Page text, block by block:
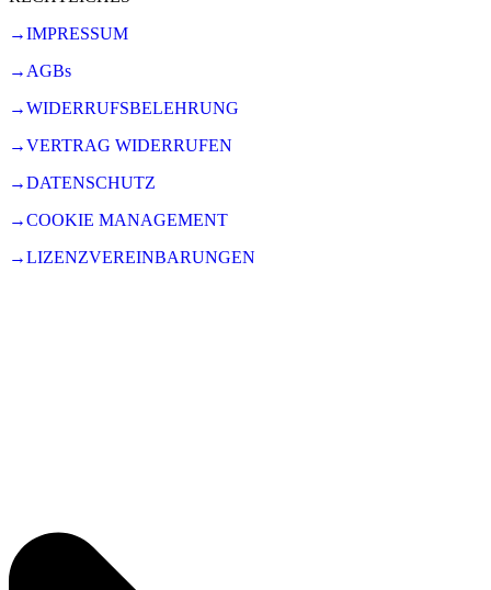
→IMPRESSUM
→AGBs
→WIDERRUFSBELEHRUNG
→VERTRAG WIDERRUFEN
→DATENSCHUTZ
→COOKIE MANAGEMENT
→LIZENZVEREINBARUNGEN